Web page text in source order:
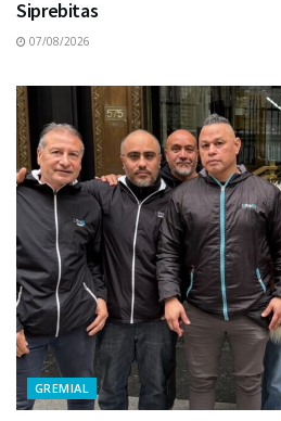
Siprebitas
07/08/2026
GREMIAL